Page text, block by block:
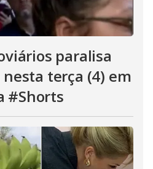
paralisa
terça (4) em
#Shorts